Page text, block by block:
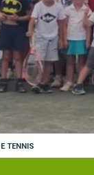
TENNIS